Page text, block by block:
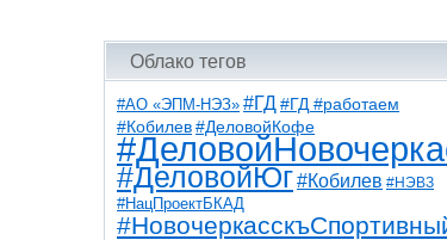
Облако тегов
#АО «ЭПМ-НЭЗ» #ГД #ГД #работаем
#Кобилев #ДеловойКофе
#ДеловойЮг#Кобилев #НЭВЗ
#НацПроектБКАД